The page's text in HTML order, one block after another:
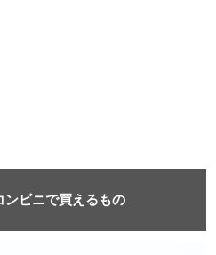
ンビニで買えるもの